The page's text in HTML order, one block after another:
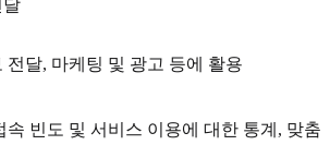
달
전달, 마케팅 및 광고 등에 활용
속 빈도 및 서비스 이용에 대한 통계, 맞춤